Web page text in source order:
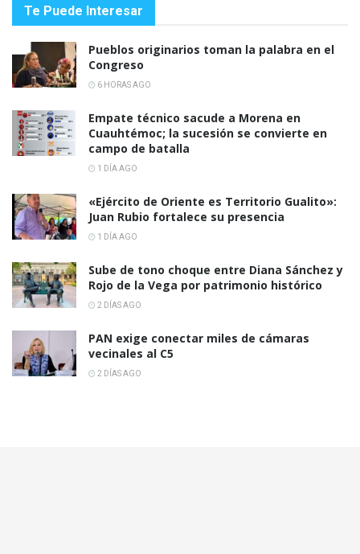
Te Puede Interesar
Pueblos originarios toman la palabra en el
Congreso
6 HORAS AGO
Empate técnico sacude a Morena en
Cuauhtémoc; la sucesión se convierte en
campo de batalla
1 DÍA AGO
«Ejército de Oriente es Territorio Gualito»:
Juan Rubio fortalece su presencia
1 DÍA AGO
Sube de tono choque entre Diana Sánchez y
Rojo de la Vega por patrimonio histórico
2 DÍAS AGO
PAN exige conectar miles de cámaras
vecinales al C5
2 DÍAS AGO